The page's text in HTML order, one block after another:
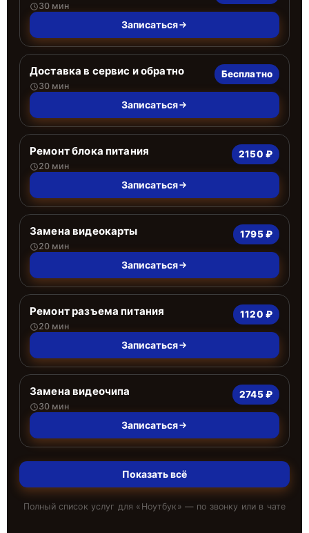
30 мин
Записаться
Доставка в сервис и обратно
30 мин
Бесплатно
Записаться
Ремонт блока питания
20 мин
2150 ₽
Записаться
Замена видеокарты
20 мин
1795 ₽
Записаться
Ремонт разъема питания
20 мин
1120 ₽
Записаться
Замена видеочипа
30 мин
2745 ₽
Записаться
Показать всё
Полный список услуг для « Ноутбук » — по звонку или в чате